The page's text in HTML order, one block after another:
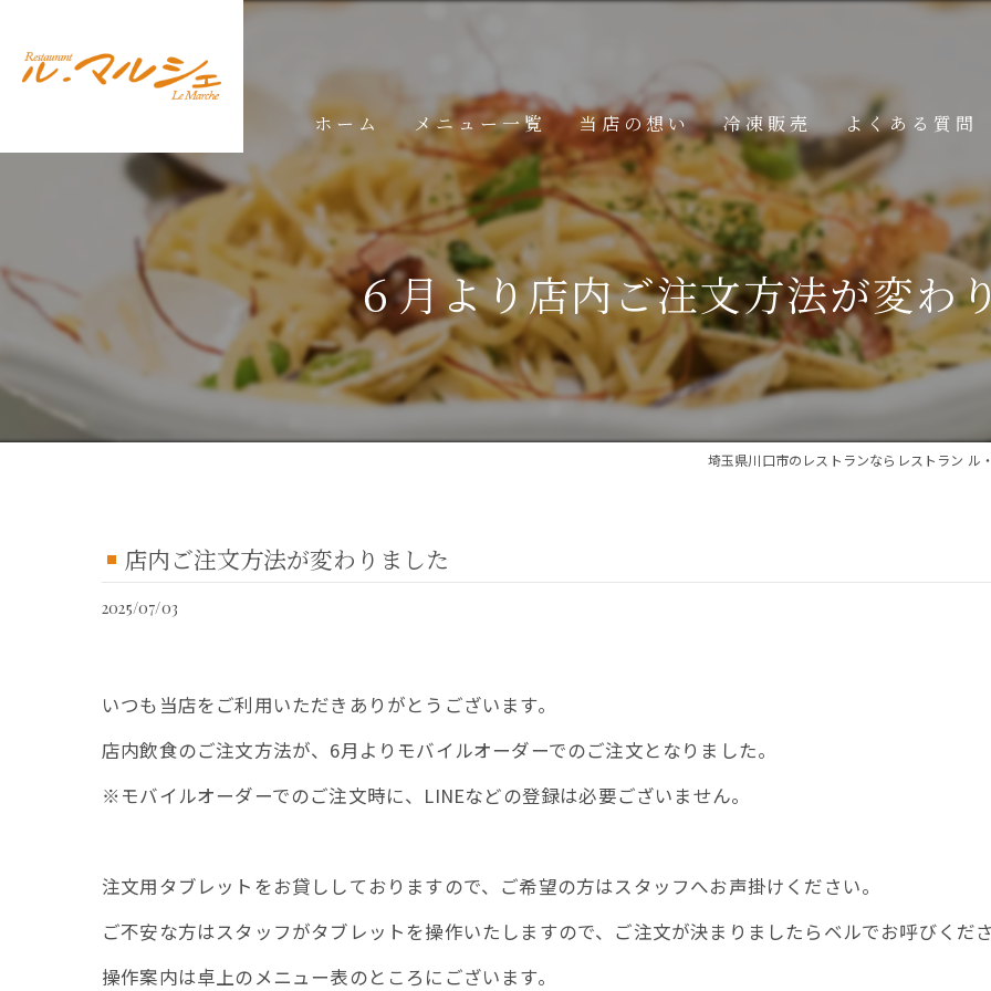
ホーム メニュー一覧
ランチメニュー
ディナーメニュー
ドリンクメニュー
当店の想い 冷凍販売 よくある質問
６月より店内ご注文方法が変わ
埼玉県川口市のレストランならレストラン ル
店内ご注文方法が変わりました
2025/07/03
いつも当店をご利用いただきありがとうございます。
店内飲食のご注文方法が、6月よりモバイルオーダーでのご注文となりました。
※モバイルオーダーでのご注文時に、LINEなどの登録は必要ございません。
注文用タブレットをお貸ししておりますので、ご希望の方はスタッフへお声掛けください。
ご不安な方はスタッフがタブレットを操作いたしますので、ご注文が決まりましたらベルでお呼びくだ
操作案内は卓上のメニュー表のところにございます。